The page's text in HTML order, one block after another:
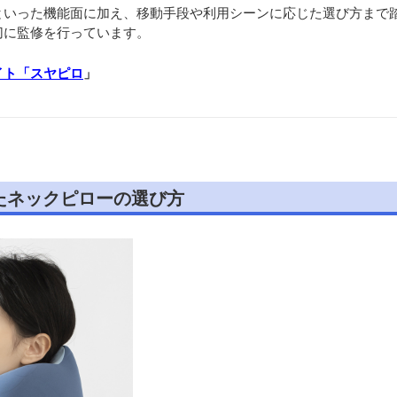
いった機能面に加え、移動手段や利用シーンに応じた選び方まで
監修を行っています。
「スヤピロ 」
ックピローの選び方